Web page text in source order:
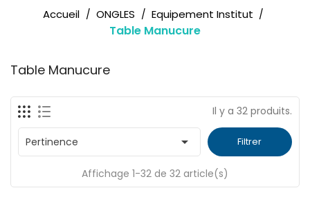
Accueil ONGLES Equipement Institut
Table Manucure
Table Manucure
Il y a 32 produits.
Pertinence  Filtrer
Affichage 1-32 de 32 article(s)